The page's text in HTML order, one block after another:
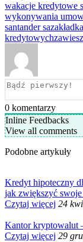
wakacje kredytowe
wykonywania
santander sa
kredytowych
0 komentarzy
Inline Feedbacks
View all comments
Podobne artykuły
Kredyt hipoteczny
jak zwiększyć swoje
Czytaj więcej 24
Kantor kryptowalut
Czytaj więcej 29